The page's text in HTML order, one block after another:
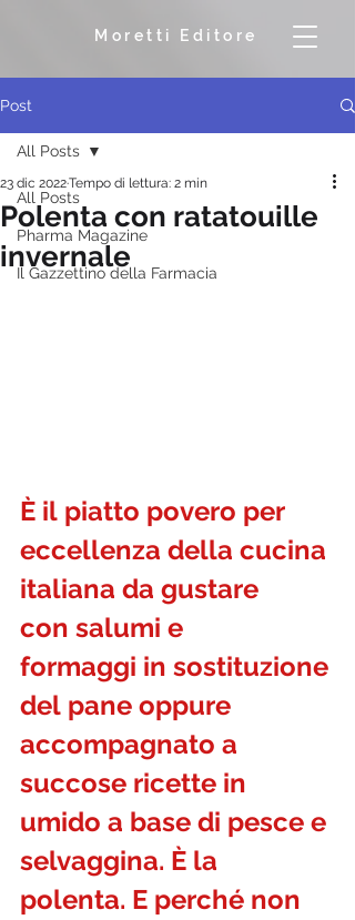
Moretti Editore
Post
All Posts
Pharma Magazine
Il Gazzettino della Farmacia
All Posts
Polenta con ratatouille
invernale
23 dic 2022Tempo di lettura: 2 min
È il piatto povero per
eccellenza della cucina
italiana da gustare
con salumi e
formaggi in sostituzione
del pane oppure
accompagnato a
succose ricette in
umido a base di pesce e
selvaggina. È la
polenta. E perché non